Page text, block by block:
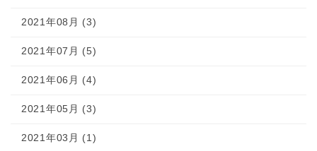
2021年08月 (3)
2021年07月 (5)
2021年06月 (4)
2021年05月 (3)
2021年03月 (1)